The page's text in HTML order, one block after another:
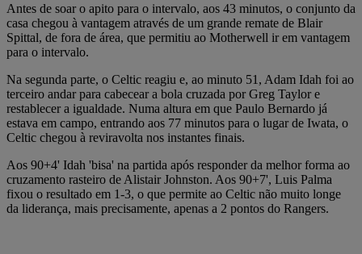
Antes de soar o apito para o intervalo, aos 43 minutos, o conjunto da
casa chegou à vantagem através de um grande remate de Blair
Spittal, de fora de área, que permitiu ao Motherwell ir em vantagem
para o intervalo.
Na segunda parte, o Celtic reagiu e, ao minuto 51, Adam Idah foi ao
terceiro andar para cabecear a bola cruzada por Greg Taylor e
restablecer a igualdade. Numa altura em que Paulo Bernardo já
estava em campo, entrando aos 77 minutos para o lugar de Iwata, o
Celtic chegou à reviravolta nos instantes finais.
Aos 90+4' Idah 'bisa' na partida após responder da melhor forma ao
cruzamento rasteiro de Alistair Johnston. Aos 90+7', Luis Palma
fixou o resultado em 1-3, o que permite ao Celtic não muito longe
da liderança, mais precisamente, apenas a 2 pontos do Rangers.